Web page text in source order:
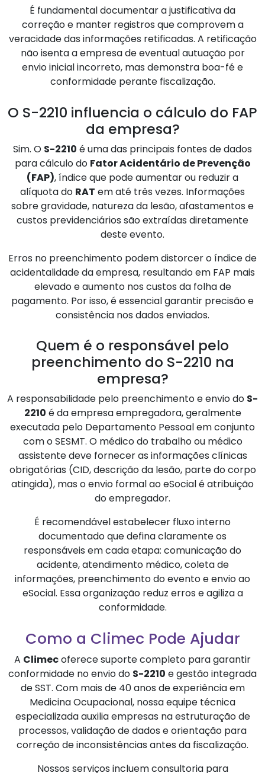
É fundamental documentar a justificativa da
correção e manter registros que comprovem a
veracidade das informações retificadas. A retificação
não isenta a empresa de eventual autuação por
envio inicial incorreto, mas demonstra boa-fé e
conformidade perante fiscalização.
O S-2210 influencia o cálculo do FAP
da empresa?
Sim. O S-2210 é uma das principais fontes de dados
para cálculo do Fator Acidentário de Prevenção
(FAP), índice que pode aumentar ou reduzir a
alíquota do RAT em até três vezes. Informações
sobre gravidade, natureza da lesão, afastamentos e
custos previdenciários são extraídas diretamente
deste evento.
Erros no preenchimento podem distorcer o índice de
acidentalidade da empresa, resultando em FAP mais
elevado e aumento nos custos da folha de
pagamento. Por isso, é essencial garantir precisão e
consistência nos dados enviados.
Quem é o responsável pelo
preenchimento do S-2210 na
empresa?
A responsabilidade pelo preenchimento e envio do S-
2210 é da empresa empregadora, geralmente
executada pelo Departamento Pessoal em conjunto
com o SESMT. O médico do trabalho ou médico
assistente deve fornecer as informações clínicas
obrigatórias (CID, descrição da lesão, parte do corpo
atingida), mas o envio formal ao eSocial é atribuição
do empregador.
É recomendável estabelecer fluxo interno
documentado que defina claramente os
responsáveis em cada etapa: comunicação do
acidente, atendimento médico, coleta de
informações, preenchimento do evento e envio ao
eSocial. Essa organização reduz erros e agiliza a
conformidade.
Como a Climec Pode Ajudar
A Climecoferece suporte completo para garantir
conformidade no envio do S-2210 e gestão integrada
de SST. Com mais de 40 anos de experiência em
Medicina Ocupacional, nossa equipe técnica
especializada auxilia empresas na estruturação de
processos, validação de dados e orientação para
correção de inconsistências antes da fiscalização.
Nossos serviços incluem consultoria para